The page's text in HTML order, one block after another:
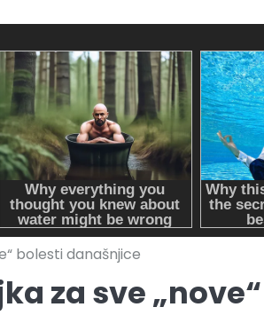
bolesti današnjice
za sve